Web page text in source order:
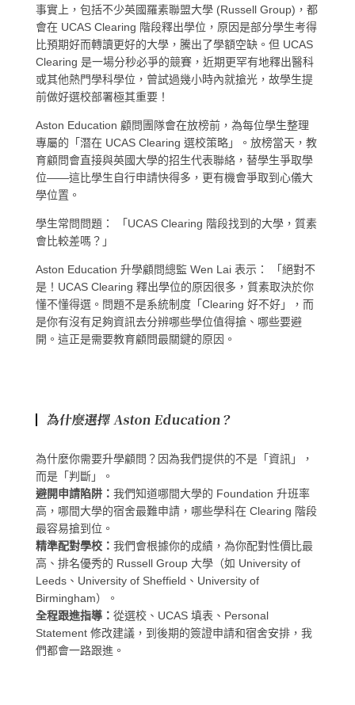
事實上，包括不少英國羅素聯盟大學 (Russell Group)，都
會在 UCAS Clearing 階段釋出學位，原因是部分學生考得
比預期好而轉讀更好的大學，騰出了學額空缺。但 UCAS
Clearing 是一場分秒必爭的競賽，近期更罕有地釋出醫科
或其他熱門學科學位，曾試過幾小時內就搶光，故學生提
前做好選校部署極其重要！
Aston Education 顧問團隊會在放榜前，為每位學生整理
專屬的「潛在 UCAS Clearing 選校策略」。放榜當天，教
育顧問會直接與英國大學的招生代表聯絡，替學生爭取學
位——這比學生自行申請快得多，更有機會爭取到心儀大
學位置。
學生常問問題： 「UCAS Clearing 階段找到的大學，質素
會比較差嗎？」
Aston Education 升學顧問總監 Wen Lai 表示： 「絕對不
是！UCAS Clearing 釋出學位的原因很多，質素取決於你
懂不懂得選。問題不是系統制度「Clearing 好不好」，而
是你有沒有足夠資訊去分辨哪些學位值得搶、哪些要避
開。這正是需要教育顧問最關鍵的原因。
為什麼選擇 Aston Education？
為什麼你需要升學顧問？因為我們提供的不是「資訊」，
而是「判斷」。
避開申請陷阱： 我們知道哪間大學的 Foundation 升班率
高，哪間大學的宿舍最難申請，哪些學科在 Clearing 階段
最容易搶到位。
精準配對學校： 我們會根據你的成績，為你配對性價比最
高、排名優秀的 Russell Group 大學（如 University of
Leeds、University of Sheffield、University of
Birmingham）。
全程跟進指導： 從選校、UCAS 填表、Personal
Statement 修改建議，到後期的簽證申請和宿舍安排，我
們都會一路跟進。